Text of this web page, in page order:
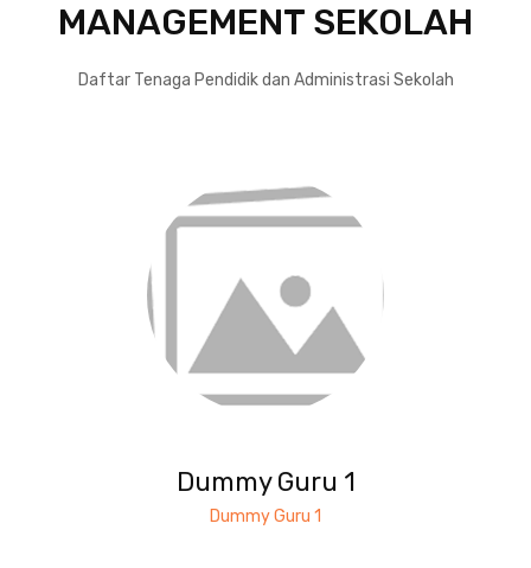
MANAGEMENT SEKOLAH
Daftar Tenaga Pendidik dan Administrasi Sekolah
Dummy Guru 1
Dummy Guru 1